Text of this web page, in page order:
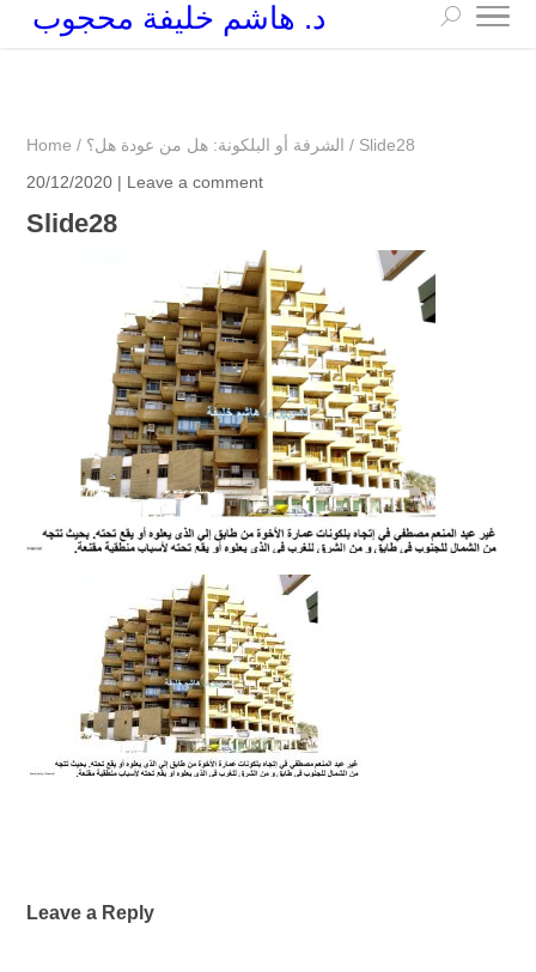
د. هاشم خليفة محجوب
Home / الشرفة أو البلكونة: هل من عودة هل؟ / Slide28
20/12/2020 | Leave a comment
Slide28
Leave a Reply